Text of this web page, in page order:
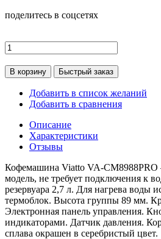
поделитесь в соцсетях
В корзину Быстрый заказ
Добавить в список желаний
Добавить в сравнения
Описание
Характеристики
Отзывы
Кофемашина Viatto VA-CM8988PRO
модель, не требует подключения к
резервуара 2,7 л. Для нагрева воды
термоблок. Высота группы 89 мм.
Электронная панель управления.
индикаторами. Датчик давления.
сплава окрашен в серебристый цвет.